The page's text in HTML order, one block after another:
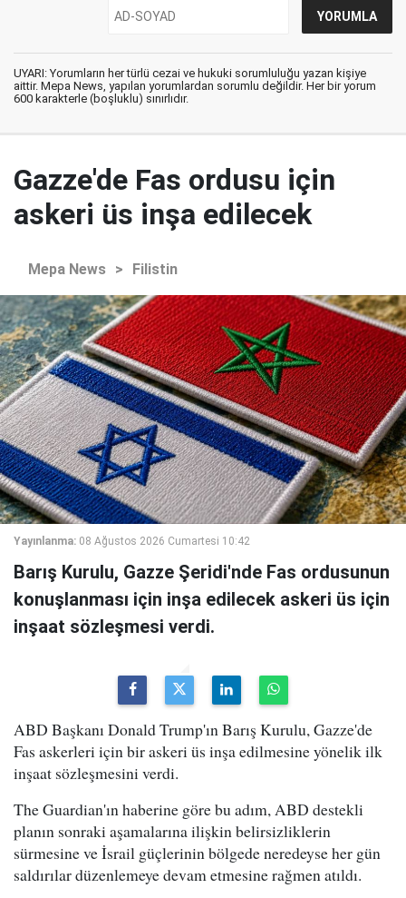
UYARI: Yorumların her türlü cezai ve hukuki sorumluluğu yazan kişiye
aittir. Mepa News, yapılan yorumlardan sorumlu değildir. Her bir yorum
600 karakterle (boşluklu) sınırlıdır.
Gazze'de Fas ordusu için
askeri üs inşa edilecek
Mepa News > Filistin
Yayınlanma: 08 Ağustos 2026 Cumartesi 10:42
Barış Kurulu, Gazze Şeridi'nde Fas ordusunun
konuşlanması için inşa edilecek askeri üs için
inşaat sözleşmesi verdi.
ABD Başkanı Donald Trump'ın Barış Kurulu, Gazze'de
Fas askerleri için bir askeri üs inşa edilmesine yönelik ilk
inşaat sözleşmesini verdi.
The Guardian'ın haberine göre bu adım, ABD destekli
planın sonraki aşamalarına ilişkin belirsizliklerin
sürmesine ve İsrail güçlerinin bölgede neredeyse her gün
saldırılar düzenlemeye devam etmesine rağmen atıldı.